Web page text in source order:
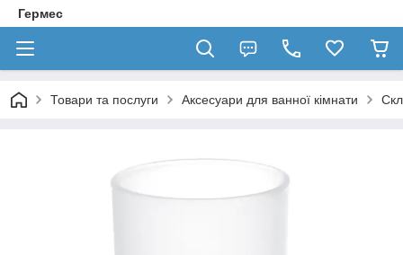
Гермес
Товари та послуги Аксесуари для ванної кімнати